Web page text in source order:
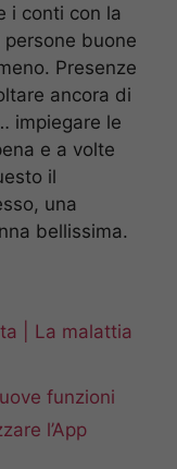
i conti con la
buone
Presenze
ancora di
impiegare le
e a volte
il
una
bellissima.
| La malattia
funzioni
l’App